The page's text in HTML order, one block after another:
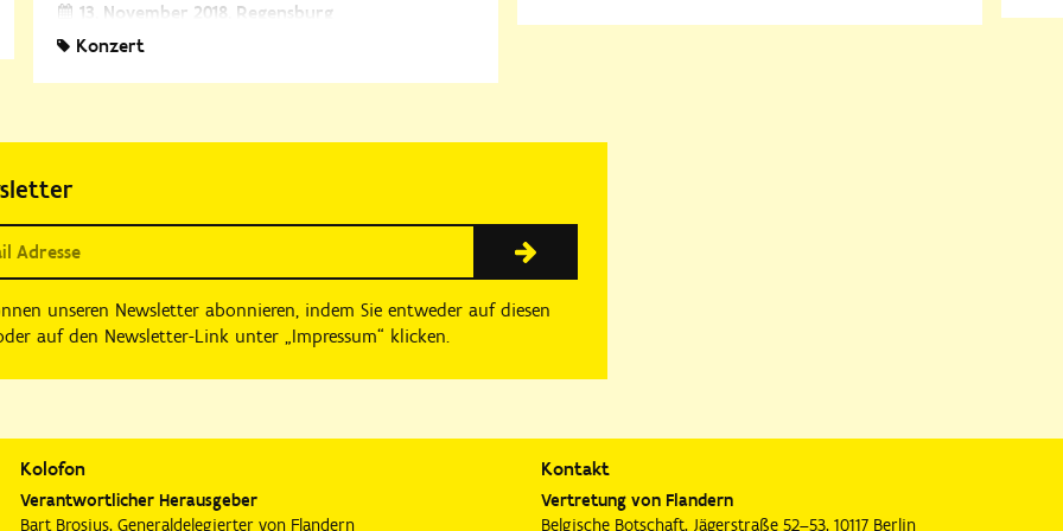
13. November 2018 Regensburg
11. November 2018
Konzert
unseren Newsletter abonnieren, indem Sie entweder auf diesen
auf den Newsletter-Link unter „Impressum“ klicken.
Kolofon
Verantwortlicher Herausgeber
Bart Brosius, Generaldelegierter von Flandern
Kontakt
Vertretung von Flandern
Belgische Botschaft, Jägerstraße 52–53, 10117 Berlin